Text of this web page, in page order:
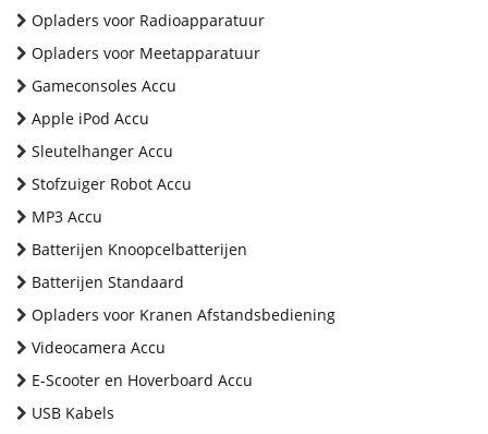
Opladers voor Radioapparatuur
Opladers voor Meetapparatuur
Gameconsoles Accu
Apple iPod Accu
Sleutelhanger Accu
Stofzuiger Robot Accu
MP3 Accu
Batterijen Knoopcelbatterijen
Batterijen Standaard
Opladers voor Kranen Afstandsbediening
Videocamera Accu
E-Scooter en Hoverboard Accu
USB Kabels